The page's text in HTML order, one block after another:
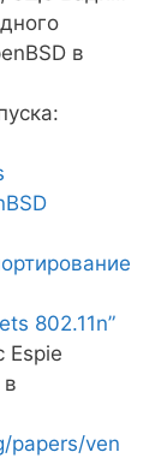
в
802.11n”
Espie
papers/ven